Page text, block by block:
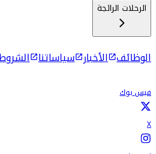
الرحلات الرائجة
الوظائف الأخبار سياساتنا
فيس بوك
X